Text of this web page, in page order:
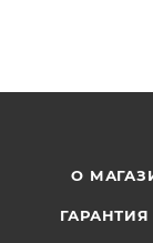
О
ГАРАНТИЯ